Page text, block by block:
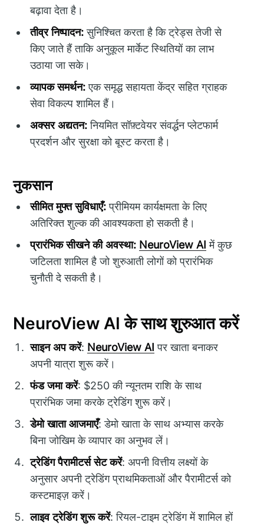
बढ़ावा देता है।
तीव्र निष्पादन:सुनिश्चित करता है कि ट्रेड्स तेजी से
किए जाते हैं ताकि अनुकूल मार्केट स्थितियों का लाभ
उठाया जा सके।
व्यापक समर्थन:एक समृद्ध सहायता केंद्र सहित ग्राहक
सेवा विकल्प शामिल हैं।
अक्सर अद्यतन:नियमित सॉफ़्टवेयर संवर्द्धन प्लेटफार्म
प्रदर्शन और सुरक्षा को बूस्ट करता है।
नुकसान
सीमित मुफ्त सुविधाएँ:प्रीमियम कार्यक्षमता के लिए
अतिरिक्त शुल्क की आवश्यकता हो सकती है।
प्रारंभिक सीखने की अवस्था: NeuroView AI में कुछ
जटिलता शामिल है जो शुरुआती लोगों को प्रारंभिक
चुनौती दे सकती है।
NeuroView AI के साथ शुरुआत करें
साइन अप करें: NeuroView AI पर खाता बनाकर
अपनी यात्रा शुरू करें।
फंड जमा करें: $250 की न्यूनतम राशि के साथ
प्रारंभिक जमा करके ट्रेडिंग शुरू करें।
डेमो खाता आजमाएँ: डेमो खाता के साथ अभ्यास करके
बिना जोखिम के व्यापार का अनुभव लें।
ट्रेडिंग पैरामीटर्स सेट करें: अपनी वित्तीय लक्ष्यों के
अनुसार अपनी ट्रेडिंग प्राथमिकताओं और पैरामीटर्स को
कस्टमाइज़ करें।
लाइव ट्रेडिंग शुरू करें: रियल-टाइम ट्रेडिंग में शामिल हों